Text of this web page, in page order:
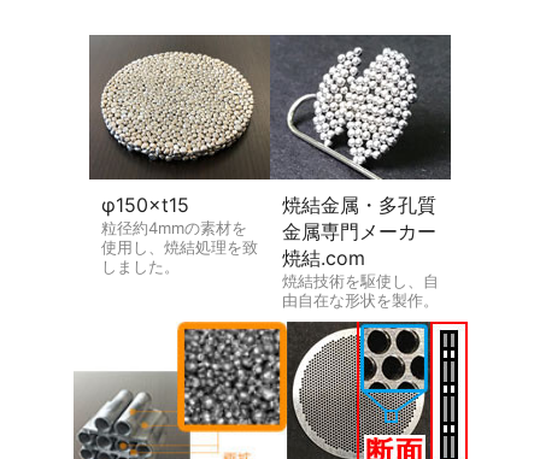
φ150×t15
粒径約4mmの素材を
使用し、焼結処理を致
しました。
焼結金属・多孔質
金属専門メーカー
焼結.com
焼結技術を駆使し、自
由自在な形状を製作。